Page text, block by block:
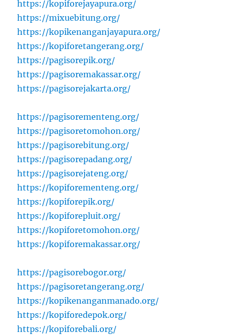
https://kopiforejayapura.org/
https://mixuebitung.org/
https://kopikenanganjayapura.org/
https://kopiforetangerang.org/
https://pagisorepik.org/
https://pagisoremakassar.org/
https://pagisorejakarta.org/
https://pagisorementeng.org/
https://pagisoretomohon.org/
https://pagisorebitung.org/
https://pagisorepadang.org/
https://pagisorejateng.org/
https://kopiforementeng.org/
https://kopiforepik.org/
https://kopiforepluit.org/
https://kopiforetomohon.org/
https://kopiforemakassar.org/
https://pagisorebogor.org/
https://pagisoretangerang.org/
https://kopikenanganmanado.org/
https://kopiforedepok.org/
https://kopiforebali.org/